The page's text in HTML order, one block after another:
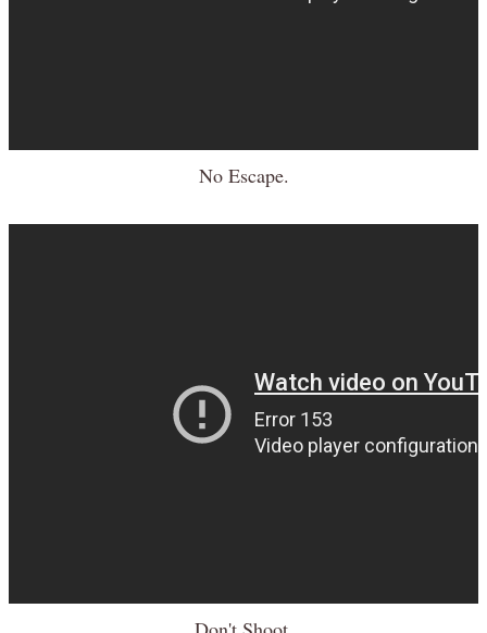
No Escape.